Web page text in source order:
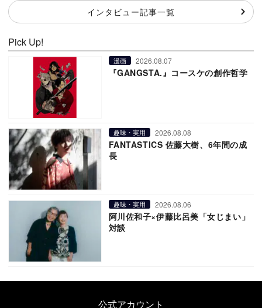
インタビュー記事一覧
Pick Up!
漫画 2026.08.07
『GANGSTA.』コースケの創作哲学
趣味・実用 2026.08.08
FANTASTICS 佐藤大樹、6年間の成
長
趣味・実用 2026.08.06
阿川佐和子×伊藤比呂美「女じまい」
対談
公式アカウント